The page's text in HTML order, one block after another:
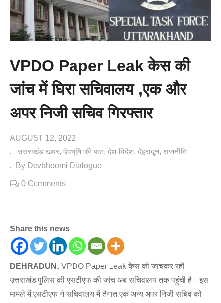
VPDO Paper Leak केस की
जांच में घिरा सचिवालय ,एक और
अपर निजी सचिव गिरफ्तार
AUGUST 12, 2022
उत्तराखंड खबर देवभूमि की बात देश-विदेश देहरादून राजनीति
By Devbhoomi Dialogue
0 Comments
Share this news
DEHRADUN: VPDO Paper Leak केस की जांचकर रही
उत्तराखंड पुलिस की एसटीएफ की जांच अब सचिवालय तक पहुंची है। इस
मामले में एसटीएफ ने सचिवालय में तैनात एक अन्य अपर निजी सचिव को